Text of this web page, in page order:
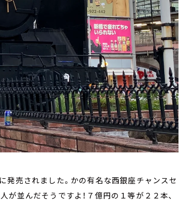
発売されました。かの有名な西銀座チャンスセ
が並んだそうですよ！７億円の１等が２２本、